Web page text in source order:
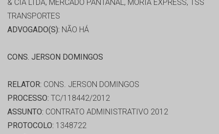
& CIA LTDA, MERCADO PANTANAL, MORIA EXPRESS, TSS
TRANSPORTES
ADVOGADO(S): NÃO HÁ
CONS. JERSON DOMINGOS
RELATOR: CONS. JERSON DOMINGOS
PROCESSO: TC/118442/2012
ASSUNTO: CONTRATO ADMINISTRATIVO 2012
PROTOCOLO: 1348722